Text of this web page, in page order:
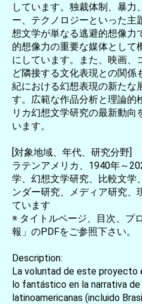
しています。独裁体制、暴
ー、テクノロジーといった主
想文学が単なる逃避的想像力
的想像力の重要な媒体として
にしています。また、映画、
ど隣接する文化表現との関係
紀における幻想表現の新たな
す。広範な作品分析と理論的
リカ幻想文学研究の最新動向
います。
[対象地域、年代、研究分野]
ラテンアメリカ、1940年～
学、幻想文学研究、比較文学
ンダー研究、メディア研究、
ています
※ タイトルページ、目次、プ
報」のPDFをご参照下さい。
Description:
La voluntad de este proyecto
lo fantástico en la narrativa
latinoamericanas (incluido